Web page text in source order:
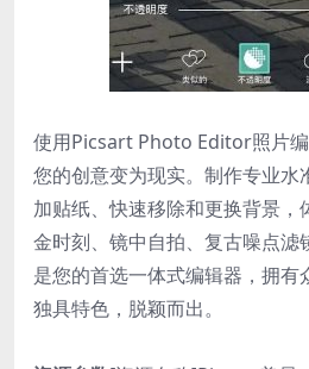
使用Picsart Photo Editor照片
您的创意变为现实。制作专业水
加贴纸、快速移除和更换背景，
金时刻、镜中自拍、复古噪点
是您的首选一体式编辑器，拥有
独具特色，脱颖而出。